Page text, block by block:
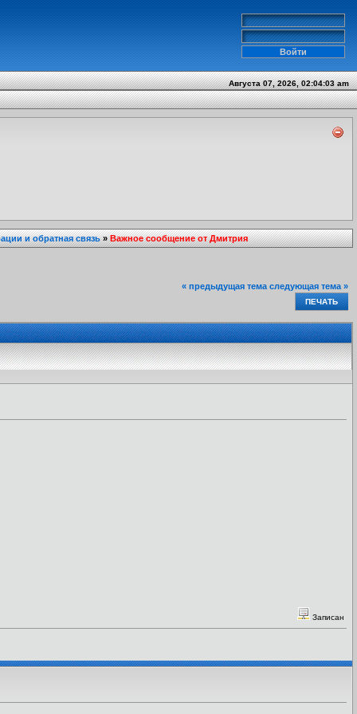
Августа 07, 2026, 02:04:03 am
и обратная связь»Важное сообщение от Дмитрия
« предыдущая тема следующая тема »
ПЕЧАТЬ
Записан